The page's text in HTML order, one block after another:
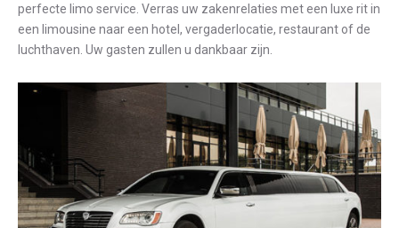
perfecte limo service. Verras uw zakenrelaties met een luxe rit in
een limousine naar een hotel, vergaderlocatie, restaurant of de
luchthaven. Uw gasten zullen u dankbaar zijn.